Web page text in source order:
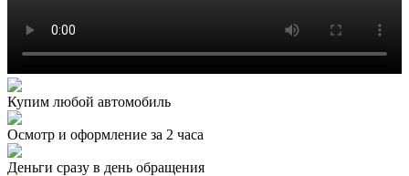
Купим любой автомобиль
Осмотр и оформление за 2 часа
Деньги сразу в день обращения